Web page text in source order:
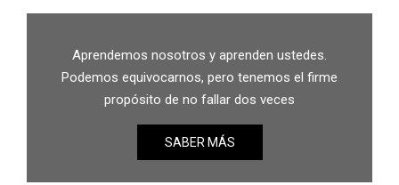
Aprendemos nosotros y aprenden ustedes.
Podemos equivocarnos, pero tenemos el firme
propósito de no fallar dos veces
SABER MÁS